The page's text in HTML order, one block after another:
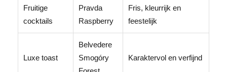
Fruitige
cocktails
Pravda
Raspberry
Fris, kleurrijk en
feestelijk
Luxe toast
Belvedere
Smogóry
Karaktervol en verfijnd